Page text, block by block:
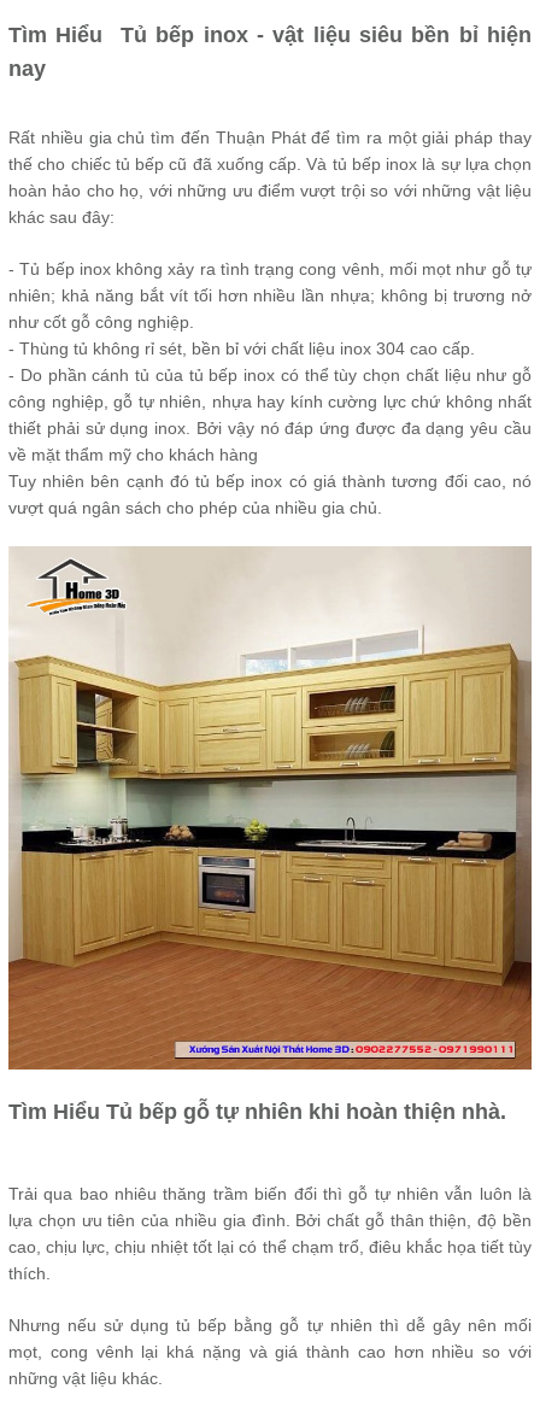
Tìm Hiểu Tủ bếp inox - vật liệu siêu bền bỉ hiện
nay
Rất nhiều gia chủ tìm đến Thuận Phát để tìm ra một giải pháp thay
thế cho chiếc tủ bếp cũ đã xuống cấp. Và tủ bếp inox là sự lựa chọn
hoàn hảo cho họ, với những ưu điểm vượt trội so với những vật liệu
khác sau đây:
- Tủ bếp inox không xảy ra tình trạng cong vênh, mối mọt như gỗ tự
nhiên; khả năng bắt vít tối hơn nhiều lần nhựa; không bị trương nở
như cốt gỗ công nghiệp.
- Thùng tủ không rỉ sét, bền bỉ với chất liệu inox 304 cao cấp.
- Do phần cánh tủ của tủ bếp inox có thể tùy chọn chất liệu như gỗ
công nghiệp, gỗ tự nhiên, nhựa hay kính cường lực chứ không nhất
thiết phải sử dụng inox. Bởi vậy nó đáp ứng được đa dạng yêu cầu
về mặt thẩm mỹ cho khách hàng
Tuy nhiên bên cạnh đó tủ bếp inox có giá thành tương đối cao, nó
vượt quá ngân sách cho phép của nhiều gia chủ.
Tìm Hiểu Tủ bếp gỗ tự nhiên khi hoàn thiện nhà.
Trải qua bao nhiêu thăng trầm biến đổi thì gỗ tự nhiên vẫn luôn là
lựa chọn ưu tiên của nhiều gia đình. Bởi chất gỗ thân thiện, độ bền
cao, chịu lực, chịu nhiệt tốt lại có thể chạm trổ, điêu khắc họa tiết tùy
thích.
Nhưng nếu sử dụng tủ bếp bằng gỗ tự nhiên thì dễ gây nên mối
mọt, cong vênh lại khá nặng và giá thành cao hơn nhiều so với
những vật liệu khác.